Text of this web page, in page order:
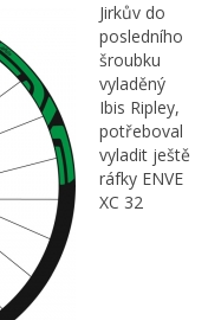
Jirkův do
posledního
šroubku
vyladěný
Ibis Ripley,
potřeboval
vyladit ještě
ráfky ENVE
XC 32